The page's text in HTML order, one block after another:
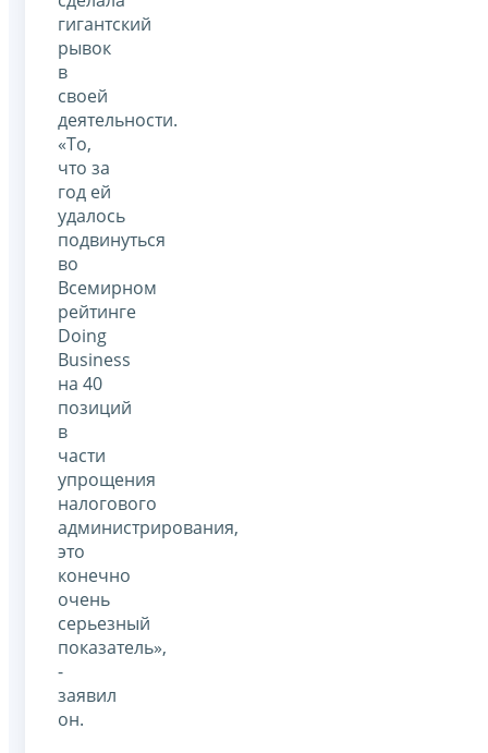
гигантский
рывок
в
своей
деятельности.
«То,
что за
год ей
удалось
подвинуться
во
Всемирном
рейтинге
Doing
Business
на 40
позиций
в
части
упрощения
налогового
администрирования,
это
конечно
очень
серьезный
показатель»,
-
заявил
он.